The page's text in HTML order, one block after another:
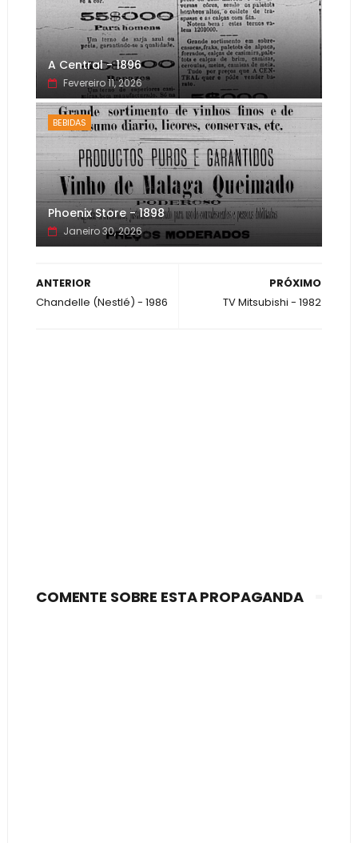
A Central - 1896
Fevereiro 11, 2026
BEBIDAS
Phoenix Store - 1898
Janeiro 30, 2026
PRÓXIMO
TV Mitsubishi - 1982
ANTERIOR
Chandelle (Nestlé) - 1986
COMENTE SOBRE ESTA PROPAGANDA